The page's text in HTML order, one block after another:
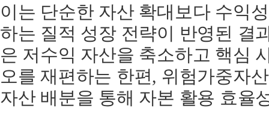
이는 단순한 자산 확대보다 수익
하는 질적 성장 전략이 반영된 결
은 저수익 자산을 축소하고 핵심
오를 재편하는 한편, 위험가중자
자산 배분을 통해 자본 활용 효율